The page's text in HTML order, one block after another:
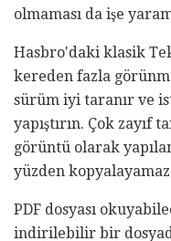
olmaması da işe
Hasbro'daki klasik
kereden fazla
sürüm iyi taranır ve
yapıştırın. Çok zayıf
görüntü olarak
yüzden kopyalayamaz
PDF dosyası
indirilebilir bir